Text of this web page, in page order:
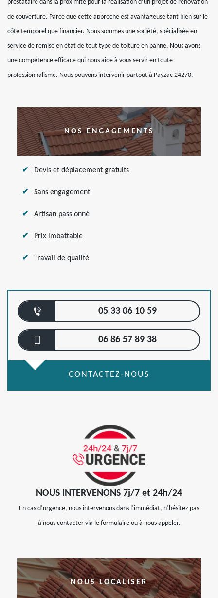
prestataire dans la proximité pour la réalisation d’un projet de rénovation
de couverture. Parce que cette approche est avantageuse tant bien sur le
côté temporel que financier. Nous sommes une société, spécialisée en
service de remise en état de tout type de toiture en panne. Nous avons
une compétence efficace qui nous aide à vous servir en toute
professionnalisme. Nous pouvons intervenir partout à Payzac 24270.
NOS ENGAGEMENTS
Devis et déplacement gratuits
Sans engagement
Artisan passionné
Prix imbattable
Travail de qualité
05 33 06 10 59
06 86 57 89 38
CONTACTEZ-NOUS
NOUS INTERVENONS 7j/7 et 24h/24
En cas d’urgence, nous intervenons dans l’immédiat, n’hésitez pas
à nous contacter via le formulaire ou à nous appeler.
NOUS LOCALISER